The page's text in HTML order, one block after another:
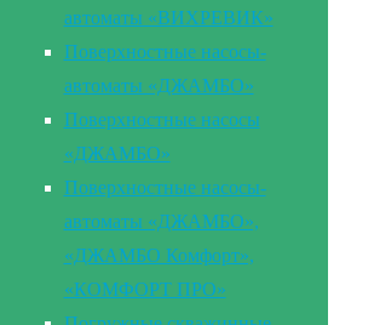
автоматы «ВИХРЕВИК»
Поверхностные насосы-
автоматы «ДЖАМБО»
Поверхностные насосы
«ДЖАМБО»
Поверхностные насосы-
автоматы «ДЖАМБО»,
«ДЖАМБО Комфорт»,
«КОМФОРТ ПРО»